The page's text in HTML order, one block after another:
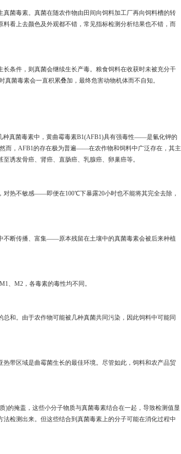
菌毒素。真菌在随农作物由田间向饲料加工厂再向饲料槽的转
看上去颜色及外观都不错，常见指标检测分析结果也不错，而
条件，则真菌会继续生长产毒。粮食饲料在收获时未被充分干
菌毒素会一直积累叠加，最终危害动物机体而不自知。
种真菌毒素中，黄曲霉毒素B1(AFB1)具有强毒性——是氰化钾的
而，AFB1的存在极为普遍——在农作物和饲料中广泛存在，其主
诱发骨癌、肾癌、直肠癌、乳腺癌、卵巢癌等。
对热不敏感——即便在100℃下暴露20小时也不能将其完全去除，
不断传播、富集——原本残留在土壤中的真菌毒素会被后来种植
、M2，各毒素的毒性均不同。
和。由于农作物可能被几种真菌共同污染，因此饲料中可能同
带区域是曲霉菌生长的最佳环境。尽管如此，饲料和农产品贸
)的掩盖，这些小分子物质与真菌毒素结合在一起，导致检测值显
检测出来。但这些结合到真菌毒素上的分子可能在消化过程中